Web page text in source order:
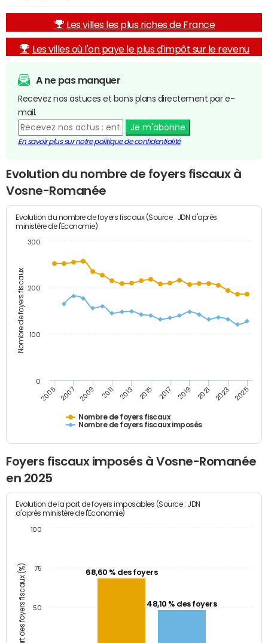
Les villes les plus riches de France
Les villes où l'on paye le plus d'impôt sur le revenu
A ne pas manquer
Recevez nos astuces et bons plans directement par e-
mail.
Je m'abonne
En savoir plus sur notre politique de confidentialité
Evolution du nombre de foyers fiscaux à
Vosne-Romanée
Nombre de foyers fiscaux
Evolution du nombre de foyers fiscaux (Source : JDN d'après
ministère de l'Economie)
Nombre de foyers fiscaux
Nombre de foyers fiscaux imposés
2005 2007 2009 2011 2013 2015 2017 2019 2021 2023 2025
0
100
200
300
Foyers fiscaux imposés à Vosne-Romanée
en 2025
Part des foyers fiscaux (%)
Evolution de la part de foyers imposables (Source : JDN
d'après ministère de l'Economie)
68,60 % des foyers
48,10 % des foyers
50
75
100